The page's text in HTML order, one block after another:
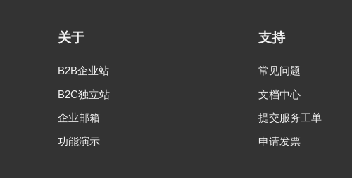
关于
B2B企业站
B2C独立站
企业邮箱
功能演示
支持
常见问题
文档中心
提交服务工单
申请发票